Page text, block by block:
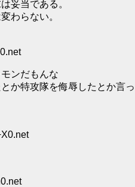
妥当である。
わらない。
ンだもんな
か特攻隊を侮辱したとか言っ